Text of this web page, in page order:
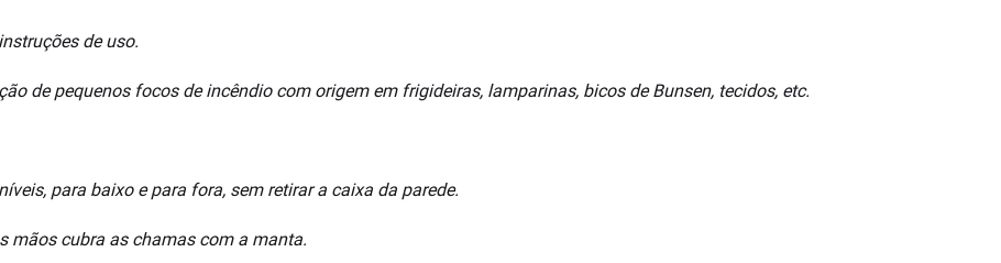
de uso.
de pequenos focos de incêndio com origem em frigideiras, lamparinas, bicos de Bunsen, tecidos, etc.
para baixo e para fora, sem retirar a caixa da parede.
mãos cubra as chamas com a manta.